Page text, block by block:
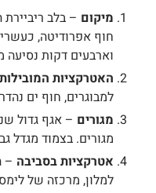
מיקום– בלב ריביירת
חוף אפרודיטה, כעשרים
וארבעים דקות נסיעה
האטרקציות המובילות
למבוגרים, חוף ים נהדר
מגורים– אגף גדול
מגורים. בצמוד מגדל
אטרקציות בסביבה–
למלון, מרכזה של לימסול